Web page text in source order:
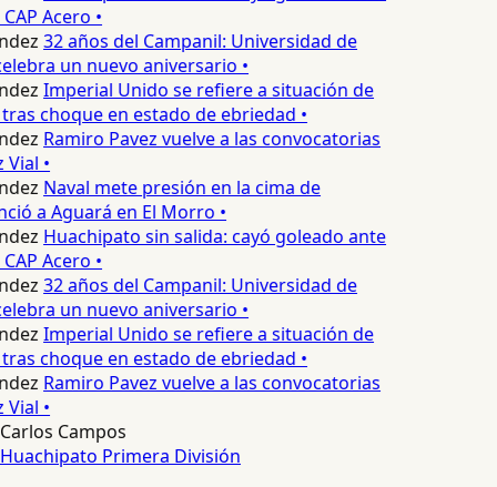
Acero •
32 años del Campanil: Universidad de
un nuevo aniversario •
Imperial Unido se refiere a situación de
choque en estado de ebriedad •
Ramiro Pavez vuelve a las convocatorias
•
Naval mete presión en la cima de
a Aguará en El Morro •
Huachipato sin salida: cayó goleado ante
Acero •
32 años del Campanil: Universidad de
un nuevo aniversario •
Imperial Unido se refiere a situación de
choque en estado de ebriedad •
Ramiro Pavez vuelve a las convocatorias
•
Carlos Campos
Huachipato Primera División